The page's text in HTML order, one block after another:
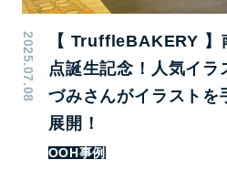
2025.07.08
【 TruffleBAKERY 】
点誕生記念！人気イラ
づみさんがイラストを
展開！
OOH事例